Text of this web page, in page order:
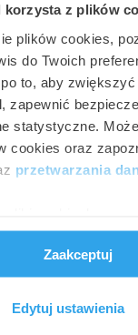
z plików
plików cookies,
do Twoich
po to, aby
zapewnić
statystyczne.
cookies oraz
przetwarzania
funkcje
w naszej witrynie.
witryny,
reklamowym i
Zaakceptuj
Edytuj ustawienia
z
placówek
Otwórz mapę